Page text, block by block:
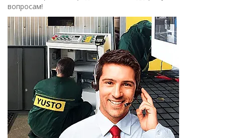
вопросам!